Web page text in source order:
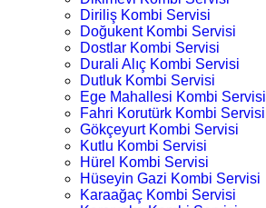
Diriliş Kombi Servisi
Doğukent Kombi Servisi
Dostlar Kombi Servisi
Durali Alıç Kombi Servisi
Dutluk Kombi Servisi
Ege Mahallesi Kombi Servisi
Fahri Korutürk Kombi Servisi
Gökçeyurt Kombi Servisi
Kutlu Kombi Servisi
Hürel Kombi Servisi
Hüseyin Gazi Kombi Servisi
Karaağaç Kombi Servisi